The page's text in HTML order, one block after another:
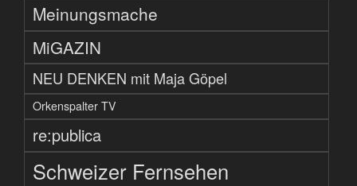
Meinungsmache
MiGAZIN
NEU DENKEN mit Maja Göpel
Orkenspalter TV
re:publica
Schweizer Fernsehen